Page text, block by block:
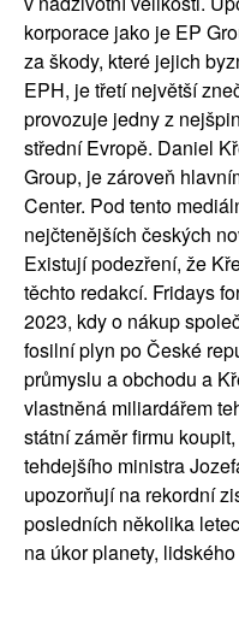
korporace jako je EP
za škody, které jejich
EPH, je třetí největší
provozuje jedny z
střední Evropě. Daniel
Group, je zároveň
Center. Pod tento
nejčtenějších českých
Existují podezření, že
těchto redakcí. Fridays
2023, kdy o nákup
fosilní plyn po České
průmyslu a obchodu a
vlastněná miliardářem
státní záměr firmu
tehdejšího ministra
upozorňují na rekordní
posledních několika
na úkor planety,